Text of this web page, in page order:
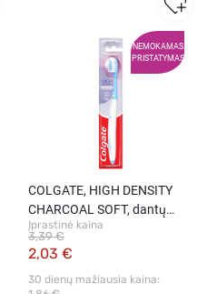
NEMOKAMAS
PRISTATYMAS
COLGATE, HIGH DENSITY
CHARCOAL SOFT, dantų
šepetėlis, 1 vnt
Įprastinė kaina
2,03 €
3,39 €
30 dienų mažiausia kaina: